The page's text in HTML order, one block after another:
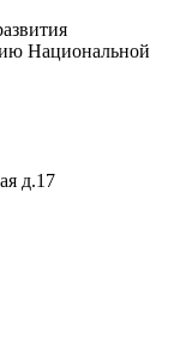
Национальной
д.17